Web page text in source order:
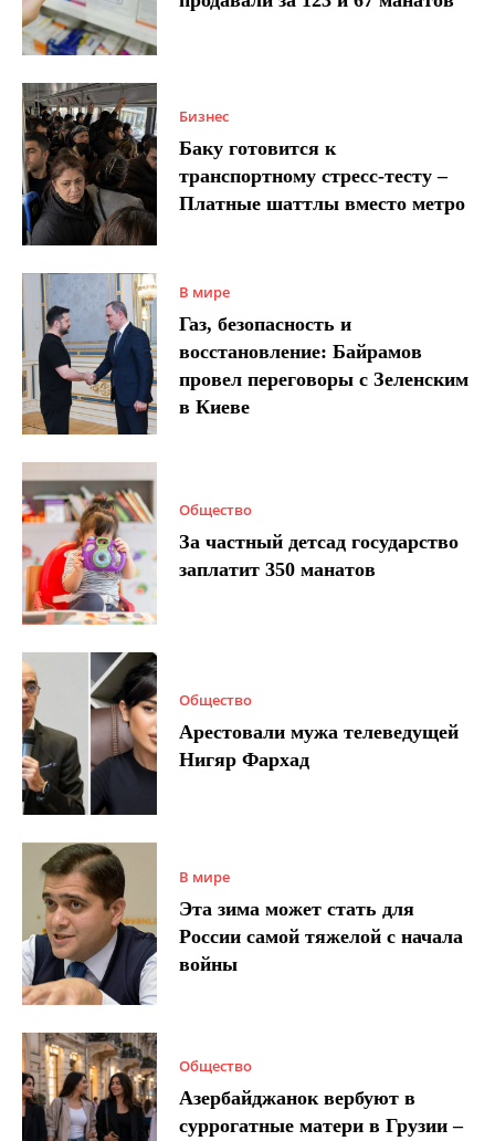
Бизнес
Баку готовится к
транспортному стресс-тесту –
Платные шаттлы вместо метро
В мире
Газ, безопасность и
восстановление: Байрамов
провел переговоры с Зеленским
в Киеве
Общество
За частный детсад государство
заплатит 350 манатов
Общество
Арестовали мужа телеведущей
Нигяр Фархад
В мире
Эта зима может стать для
России самой тяжелой с начала
войны
Общество
Азербайджанок вербуют в
суррогатные матери в Грузии –